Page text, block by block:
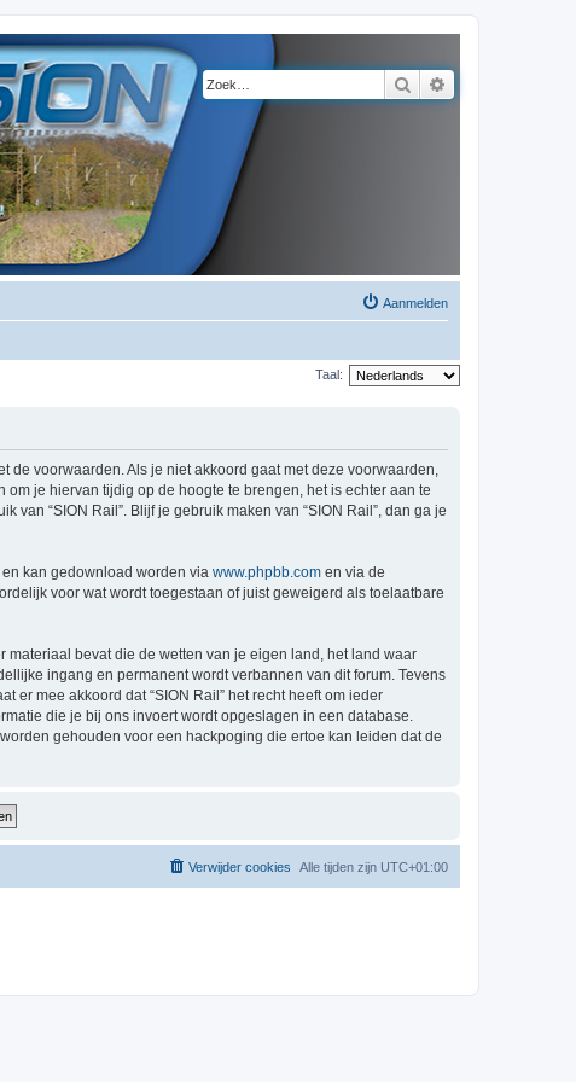
Zoek
Aanmelden
Taal:
de voorwaarden. Als je niet akkoord gaat met deze voorwaarden,
je hiervan tijdig op de hoogte te brengen, het is echter aan te
“SION Rail”. Blijf je gebruik maken van “SION Rail”, dan ga je
en kan gedownload worden via www.phpbb.com en via de
voor wat wordt toegestaan of juist geweigerd als toelaatbare
bevat die de wetten van je eigen land, het land waar
ingang en permanent wordt verbannen van dit forum. Tevens
mee akkoord dat “SION Rail” het recht heeft om ieder
die je bij ons invoert wordt opgeslagen in een database.
gehouden voor een hackpoging die ertoe kan leiden dat de
Alle tijden zijn UTC+01:00
Verwijder cookies